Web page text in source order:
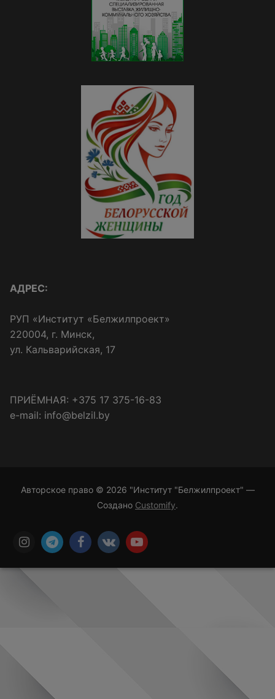
АДРЕС:
РУП «Институт «Белжилпроект»
220004, г. Минск,
ул. Кальварийская, 17
ПРИЁМНАЯ: +375 17 375-16-83
e-mail: info@belzil.by
Авторское право © 2026 "Институт "Белжилпроект" —
Создано Customify.